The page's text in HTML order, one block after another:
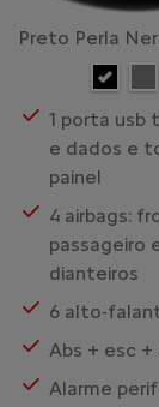
Preto Perla
1 porta usb
e dados e
painel
4 airbags:
passageiro
dianteiros
6 alto-
Abs + esc +
Alarme